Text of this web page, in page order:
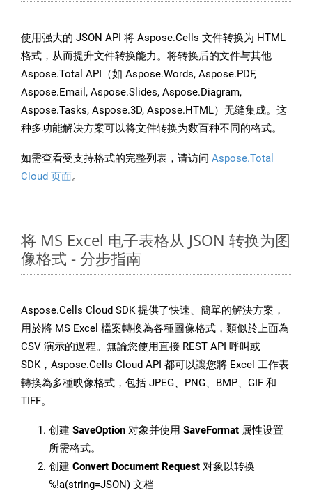
使用强大的 JSON API 将 Aspose.Cells 文件转换为 HTML
格式，从而提升文件转换能力。将转换后的文件与其他
Aspose.Total API（如 Aspose.Words, Aspose.PDF,
Aspose.Email, Aspose.Slides, Aspose.Diagram,
Aspose.Tasks, Aspose.3D, Aspose.HTML）无缝集成。这
种多功能解决方案可以将文件转换为数百种不同的格式。
如需查看受支持格式的完整列表，请访问 Aspose.Total
Cloud 页面。
将 MS Excel 电子表格从 JSON 转换为图
像格式 - 分步指南
Aspose.Cells Cloud SDK 提供了快速、簡單的解決方案，
用於將 MS Excel 檔案轉換為各種圖像格式，類似於上面為
CSV 演示的過程。無論您使用直接 REST API 呼叫或
SDK，Aspose.Cells Cloud API 都可以讓您將 Excel 工作表
轉換為多種映像格式，包括 JPEG、PNG、BMP、GIF 和
TIFF。
创建 SaveOption 对象并使用 SaveFormat 属性设置
所需格式。
创建 Convert Document Request 对象以转换
%!a(string=JSON) 文档